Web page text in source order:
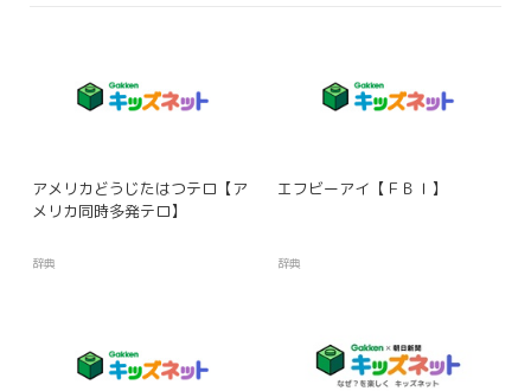
アメリカどうじたはつテロ【ア
メリカ同時多発テロ】
辞典
エフビーアイ【ＦＢＩ】
辞典